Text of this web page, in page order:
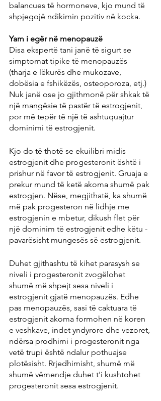
balancues të hormoneve, kjo mund të
shpjegojë ndikimin pozitiv në kocka.
Yam i egër në menopauzë
Disa ekspertë tani janë të sigurt se
simptomat tipike të menopauzës
(tharja e lëkurës dhe mukozave,
dobësia e fshikëzës, osteoporoza, etj.)
Nuk janë ose jo gjithmonë për shkak të
një mangësie të pastër të estrogjenit,
por më tepër të një të ashtuquajtur
dominimi të estrogjenit.
Kjo do të thotë se ekuilibri midis
estrogjenit dhe progesteronit është i
prishur në favor të estrogjenit. Gruaja e
prekur mund të ketë akoma shumë pak
estrogjen. Nëse, megjithatë, ka shumë
më pak progesteron në lidhje me
estrogjenin e mbetur, dikush flet për
një dominim të estrogjenit edhe këtu -
pavarësisht mungesës së estrogjenit.
Duhet gjithashtu të kihet parasysh se
niveli i progesteronit zvogëlohet
shumë më shpejt sesa niveli i
estrogjenit gjatë menopauzës. Edhe
pas menopauzës, sasi të caktuara të
estrogjenit akoma formohen në koren
e veshkave, indet yndyrore dhe vezoret,
ndërsa prodhimi i progesteronit nga
vetë trupi është ndalur pothuajse
plotësisht. Rrjedhimisht, shumë më
shumë vëmendje duhet t'i kushtohet
progesteronit sesa estrogjenit.